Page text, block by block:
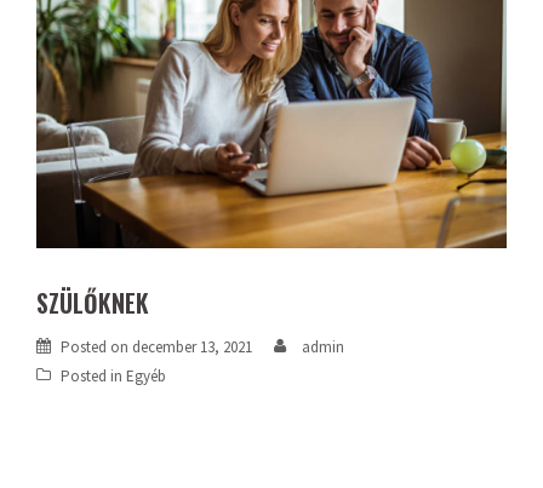
SZÜLŐKNEK
Posted on december 13, 2021
admin
Posted in Egyéb